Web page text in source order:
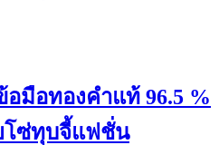
อมือทองคำแท้ 96.5 %
โซ่ทุบจี้แฟชั่น